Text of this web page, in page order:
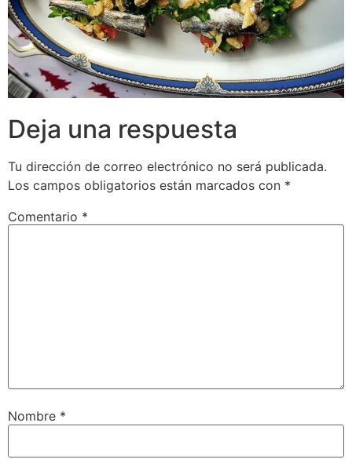
Deja una respuesta
Tu dirección de correo electrónico no será publicada.
Los campos obligatorios están marcados con *
Comentario *
Nombre *